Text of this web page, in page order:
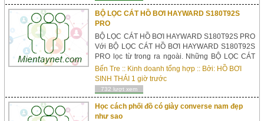
BỘ LỌC CÁT HỒ BƠI HAYWARD S180T92S
PRO
BỘ LỌC CÁT HỒ BƠI HAYWARD S180T92S PRO
Với BỘ LỌC CÁT HỒ BƠI HAYWARD S180T92S
PRO lọc từ trong ra ngoài. Những BỘ LỌC CÁT
HỒ BƠI HAYWARD S180T92S PRO có bộ khuếch
tán không thể tách rời. Phân phối đồng đều nước
chưa qua lọc trên lớp phủ cát tron...
Bến Tre :: Kinh doanh tổng hợp :: Bởi: HỒ BƠI
SINH THÁI 1 giờ trước
732 lượt xem
Học cách phối đồ có giày converse nam đẹp
như sao